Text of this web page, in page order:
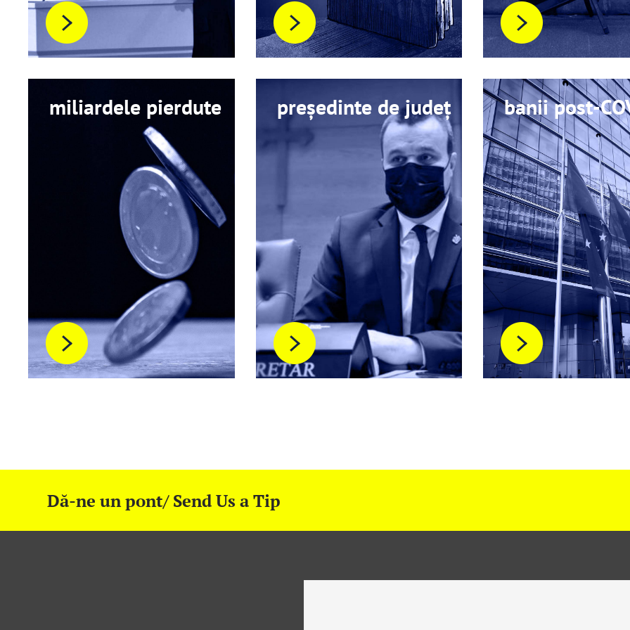
miliardele pierdute președinte de județ banii post-
Dă-ne un pont/ Send Us a Tip